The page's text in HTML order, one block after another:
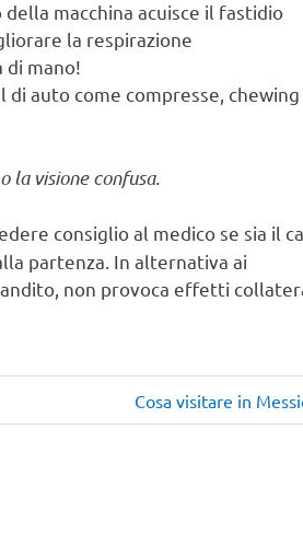
macchina acuisce il fastidio
la respirazione
di mano!
auto come compresse, chewing
la visione confusa.
consiglio al medico se sia il
partenza. In alternativa ai
non provoca effetti
Articolo
successivo:
Cosa visitare in